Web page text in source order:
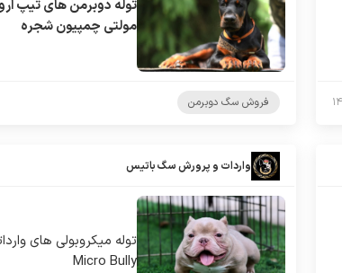
توله دوبرمن های تیپ
مولتی چمپیون شجره
فروش سگ دوبرمن
واردات و پرورش سگ باتیس
توله میکروبولی های
Micro Bully